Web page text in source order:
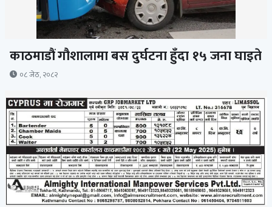
काठमाडौं गौशालामा बस दुर्घटना हुँदा १५ जना घाइते
०८ जेठ, २०८२